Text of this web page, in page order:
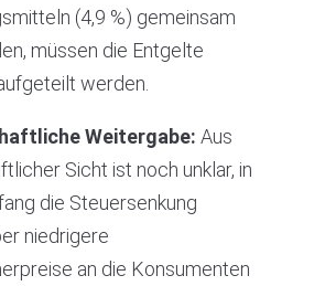
(4,9 %) gemeinsam
müssen die Entgelte
werden.
Weitergabe: Aus
Sicht ist noch unklar, in
die Steuersenkung
niedrigere
an die Konsumenten